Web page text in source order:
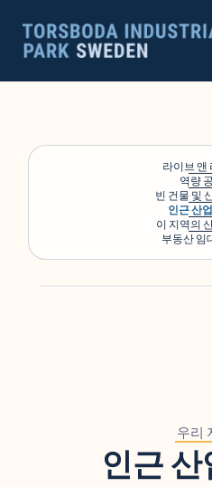
라이브 앤
역량
빈 건물 및
인근 산
이 지역의
부동산 임
우리
인근